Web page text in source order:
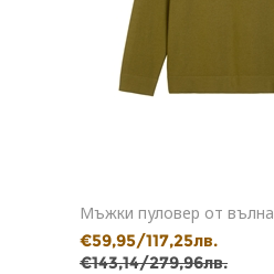
Мъжки пуловер от вълна
€59,95/117,25лв.
€143,14/279,96лв.